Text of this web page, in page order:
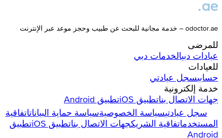
odoctor.ae – خدمة مجانية للبحث عن طبيب وحجز موعد عبر الإنترنت
للمرضى
عيادات دبيالخدمات دبي
للعيادات
حسابيسجل عيادتي
خدمة إلكترونية
جهات الاتصال بناتطبيق iOS
تطبيق Android
سجل عيادتيسياسة الخصوصيةسياسة حماية البياناتاتفاقية
المستخدماتفاقية الشريكجهات الاتصال بناتطبيق iOS
تطبيق
Android